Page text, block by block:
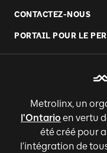
CONTACTEZ-NOUS
PORTAIL POUR LE
Metrolinx, un
l'Ontario en vertu
été créé pour
l'intégration de